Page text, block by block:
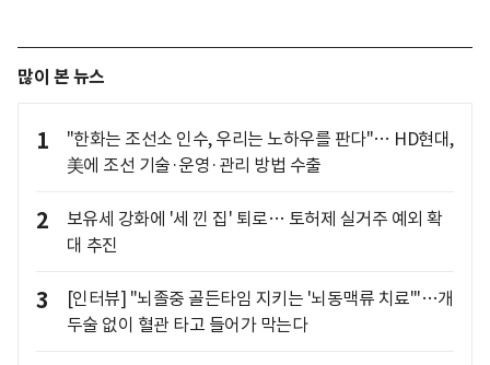
많이 본 뉴스
1
"한화는 조선소 인수, 우리는 노하우를 판다"… HD현대,
美에 조선 기술·운영·관리 방법 수출
2
보유세 강화에 '세 낀 집' 퇴로… 토허제 실거주 예외 확
대 추진
3
[인터뷰] "뇌졸중 골든타임 지키는 '뇌동맥류 치료'"…개
두술 없이 혈관 타고 들어가 막는다